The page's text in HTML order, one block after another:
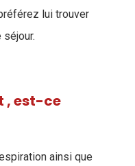
lui trouver
séjour.
, est-ce
ainsi que